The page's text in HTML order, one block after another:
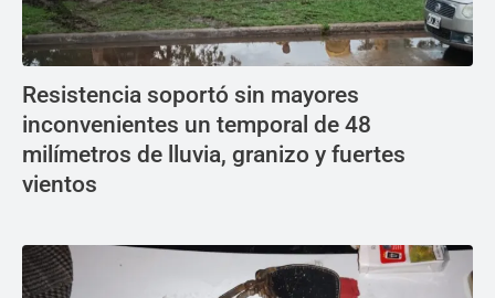
Resistencia soportó sin mayores
inconvenientes un temporal de 48
milímetros de lluvia, granizo y fuertes
vientos